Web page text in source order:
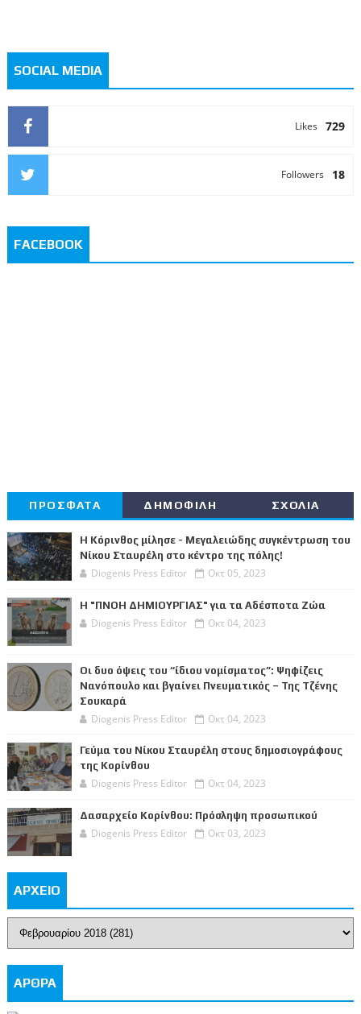
SOCIAL MEDIA
729
Likes
18
Followers
FACEBOOK
ΠΡΟΣΦΑΤΑ ΔΗΜΟΦΙΛΗ ΣΧΟΛΙΑ
Η Κόρινθος μίλησε - Μεγαλειώδης συγκέντρωση του
Νίκου Σταυρέλη στο κέντρο της πόλης!
Diogenis Press Editor Οκτ 05, 2023
Η "ΠΝΟΗ ΔΗΜΙΟΥΡΓΙΑΣ" για τα Αδέσποτα Ζώα
Diogenis Press Editor Οκτ 04, 2023
Οι δυο όψεις του “ίδιου νομίσματος”: Ψηφίζεις
Νανόπουλο και βγαίνει Πνευματικός – Της Τζένης
Σουκαρά
Diogenis Press Editor Οκτ 04, 2023
Γεύμα του Νίκου Σταυρέλη στους δημοσιογράφους
της Κορίνθου
Diogenis Press Editor Οκτ 04, 2023
Δασαρχείο Κορίνθου: Πρόσληψη προσωπικού
Diogenis Press Editor Οκτ 03, 2023
ΑΡΧΕΙΟ
ΑΡΘΡΑ